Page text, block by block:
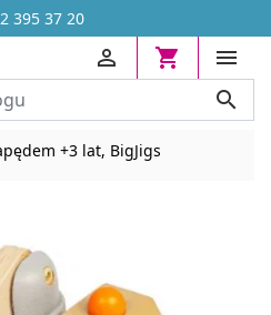
395 37 20
OD 13,70 ZŁ




+3 lat, BigJigs